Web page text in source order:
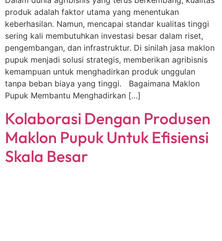
produk adalah faktor utama yang menentukan
keberhasilan. Namun, mencapai standar kualitas tinggi
sering kali membutuhkan investasi besar dalam riset,
pengembangan, dan infrastruktur. Di sinilah jasa maklon
pupuk menjadi solusi strategis, memberikan agribisnis
kemampuan untuk menghadirkan produk unggulan
tanpa beban biaya yang tinggi. Bagaimana Maklon
Pupuk Membantu Menghadirkan […]
Kolaborasi Dengan Produsen
Maklon Pupuk Untuk Efisiensi
Skala Besar